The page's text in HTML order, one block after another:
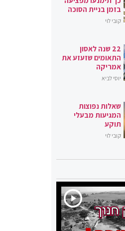
בזמן בניית הסוכה
קובי לוי
22 שנה לאסון
התאומים שזעזע את
אמריקה
יוסי לביא
שאלות נפוצות
המגיעות מבעלי
תוקע
קובי לוי